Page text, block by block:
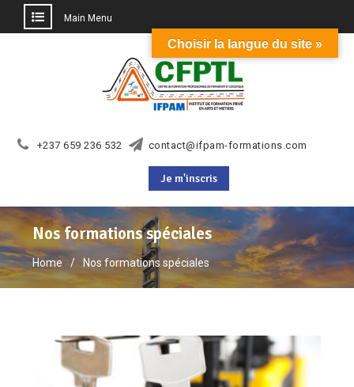
Main Menu
+237 659 236 532 contact@ifpam-formations.com
Je m'inscris
Nos formations spéciales
Home Nos formations spéciales
Choisir la langue du site »